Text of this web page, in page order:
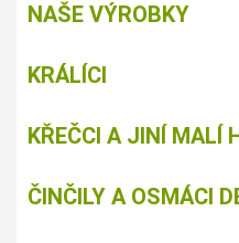
NAŠE VÝROBKY
KRÁLÍCI
KŘEČCI A JINÍ MALÍ
ČINČILY A OSMÁCI